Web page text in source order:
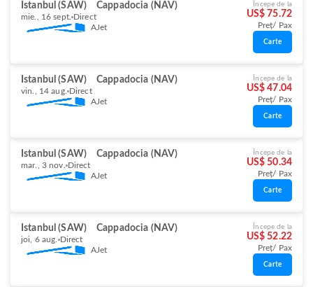
Istanbul (SAW) Cappadocia (NAV)
mie., 16 sept. Direct
AJet
Începe de la
US$ 75.72
Preț/ Pax
Carte
Istanbul (SAW) Cappadocia (NAV)
vin., 14 aug. Direct
AJet
Începe de la
US$ 47.04
Preț/ Pax
Carte
Istanbul (SAW) Cappadocia (NAV)
mar., 3 nov. Direct
AJet
Începe de la
US$ 50.34
Preț/ Pax
Carte
Istanbul (SAW) Cappadocia (NAV)
joi, 6 aug. Direct
AJet
Începe de la
US$ 52.22
Preț/ Pax
Carte